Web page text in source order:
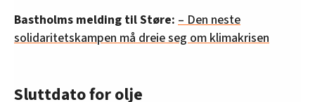
Bastholms melding til Støre: – Den neste
solidaritetskampen må dreie seg om klimakrisen
Sluttdato for olje